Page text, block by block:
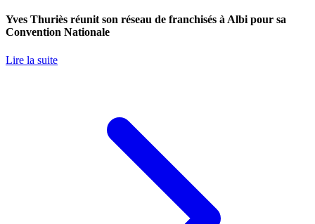
Yves Thuriès réunit son réseau de franchisés à Albi pour sa
Convention Nationale
Lire la suite